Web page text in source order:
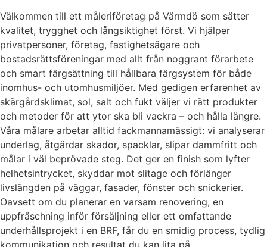
Välkommen till ett måleriföretag på Värmdö som sätter
kvalitet, trygghet och långsiktighet först. Vi hjälper
privatpersoner, företag, fastighetsägare och
bostadsrättsföreningar med allt från noggrant förarbete
och smart färgsättning till hållbara färgsystem för både
inomhus- och utomhusmiljöer. Med gedigen erfarenhet av
skärgårdsklimat, sol, salt och fukt väljer vi rätt produkter
och metoder för att ytor ska bli vackra – och hålla längre.
Våra målare arbetar alltid fackmannamässigt: vi analyserar
underlag, åtgärdar skador, spacklar, slipar dammfritt och
målar i väl beprövade steg. Det ger en finish som lyfter
helhetsintrycket, skyddar mot slitage och förlänger
livslängden på väggar, fasader, fönster och snickerier.
Oavsett om du planerar en varsam renovering, en
uppfräschning inför försäljning eller ett omfattande
underhållsprojekt i en BRF, får du en smidig process, tydlig
kommunikation och resultat du kan lita på.